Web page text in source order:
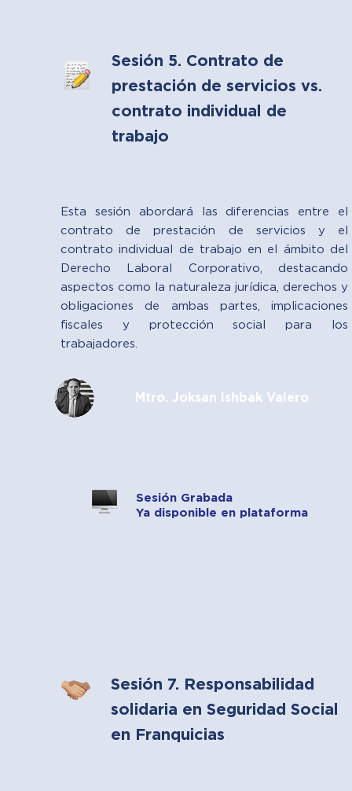
Sesión 5. Contrato de
prestación de servicios vs.
contrato individual de
trabajo
Esta sesión abordará las diferencias entre el
contrato de prestación de servicios y el
contrato individual de trabajo en el ámbito del
Derecho Laboral Corporativo, destacando
aspectos como la naturaleza jurídica, derechos y
obligaciones de ambas partes, implicaciones
fiscales y protección social para los
trabajadores.
Mtro. Joksan Ishbak Valero
Sesión Grabada
Ya disponible en plataforma
Sesión 7. Responsabilidad
solidaria en Seguridad Social
en Franquicias